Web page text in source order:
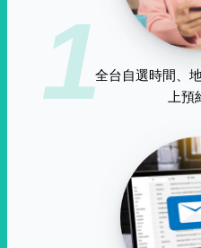
1全台自選時間、
上預